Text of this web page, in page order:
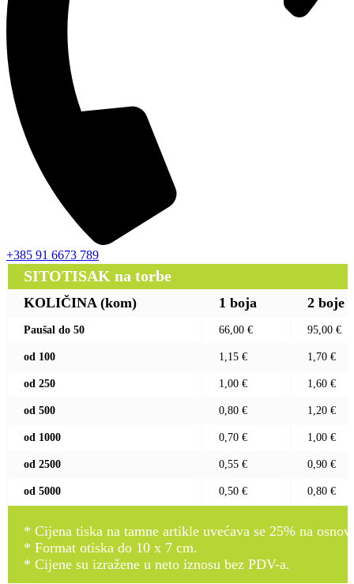
+385 91 6673 789
SITOTISAK na torbe
KOLIČINA (kom) 1 boja 2 boje
Paušal do 50 66,00 € 95,00 €
od 100 1,15 € 1,70 €
od 250 1,00 € 1,60 €
od 500 0,80 € 1,20 €
od 1000 0,70 € 1,00 €
od 2500 0,55 € 0,90 €
od 5000 0,50 € 0,80 €
* Cijena tiska na tamne artikle uvećava se 25% na
* Format otiska do 10 x 7 cm.
* Cijene su izražene u neto iznosu bez PDV-a.